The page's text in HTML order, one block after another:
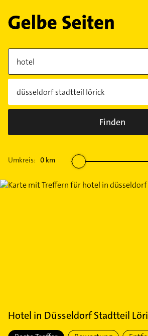
Finden
Umkreis: 0 km
Hotel in Düsseldorf Stadtteil